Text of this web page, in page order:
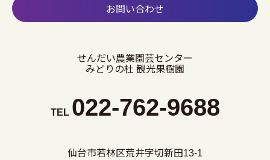
お問い合わせ
せんだい農業園芸センター
みどりの杜 観光果樹園
TEL 022-762-9688
仙台市若林区荒井字切新田13-1